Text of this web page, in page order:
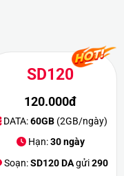
SD120
120.000đ
DATA:60GB (2GB/ngày)
Hạn:30 ngày
Soạn:SD120 DAgửi290